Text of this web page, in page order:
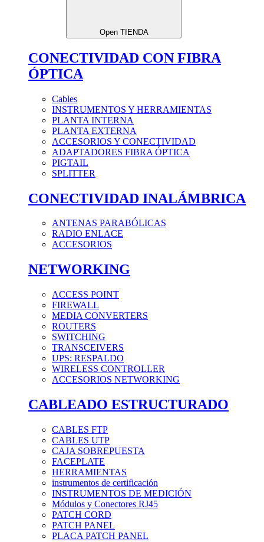
Open TIENDA
CONECTIVIDAD CON FIBRA
ÓPTICA
Cables
INSTRUMENTOS Y HERRAMIENTAS
PLANTA INTERNA
PLANTA EXTERNA
ACCESORIOS Y CONECTIVIDAD
ADAPTADORES FIBRA ÓPTICA
PIGTAIL
SPLITTER
CONECTIVIDAD INALÁMBRICA
ANTENAS PARABÓLICAS
RADIO ENLACE
ACCESORIOS
NETWORKING
ACCESS POINT
FIREWALL
MEDIA CONVERTERS
ROUTERS
SWITCHING
TRANSCEIVERS
UPS: RESPALDO
WIRELESS CONTROLLER
ACCESORIOS NETWORKING
CABLEADO ESTRUCTURADO
CABLES FTP
CABLES UTP
CAJA SOBREPUESTA
FACEPLATE
HERRAMIENTAS
instrumentos de certificación
INSTRUMENTOS DE MEDICIÓN
Módulos y Conectores RJ45
PATCH CORD
PATCH PANEL
PLACA PATCH PANEL